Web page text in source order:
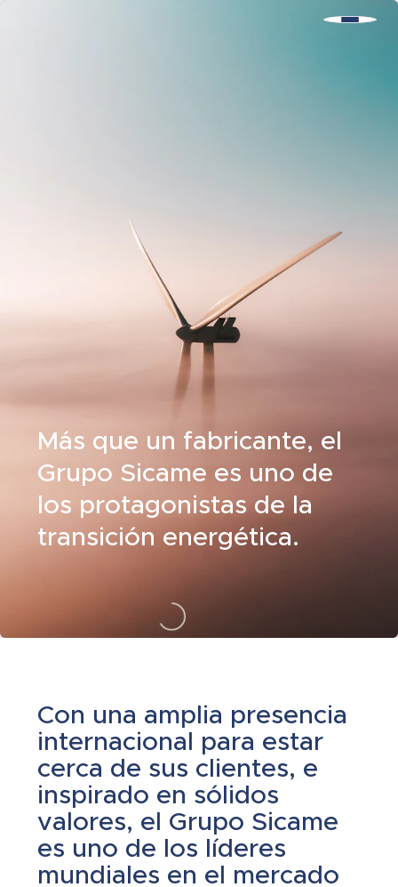
Más que un fabricante, el
Grupo Sicame es uno de
los protagonistas de la
transición energética.
Con una amplia presencia
internacional para estar
cerca de sus clientes, e
inspirado en sólidos
valores, el Grupo Sicame
es uno de los líderes
mundiales en el mercado